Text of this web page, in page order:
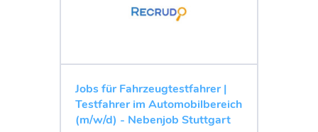
Jobs für Fahrzeugtestfahrer |
Testfahrer im Automobilbereich
(m/w/d) - Nebenjob Stuttgart